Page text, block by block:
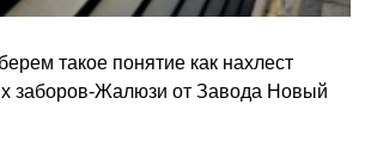
такое понятие как нахлест
заборов-Жалюзи от Завода Новый